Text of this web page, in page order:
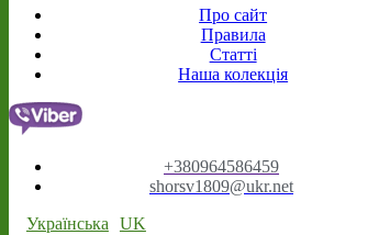
Про сайт
Правила
Статті
Наша колекція
+380964586459
shorsv1809@ukr.net
Українська UK